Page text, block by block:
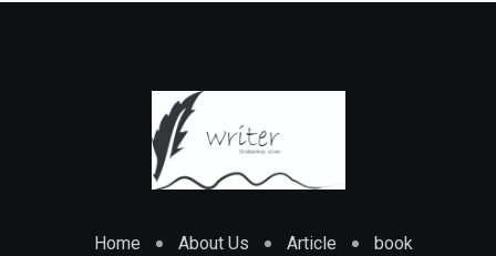
Home About Us Article book